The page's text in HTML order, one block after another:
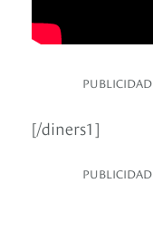
PUBLICIDAD
[/diners1]
PUBLICIDAD